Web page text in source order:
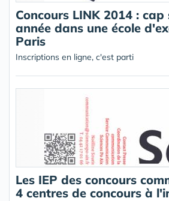
Concours LINK 2014 : cap
année dans une école
Paris
Inscriptions en ligne, c'est parti
Les IEP des concours
4 centres de concours à